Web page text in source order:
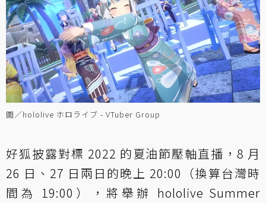
圖／hololive ホロライブ - VTuber Group
好狐披露對標 2022 的夏油節壓軸直播，8 月
26 日、27 日兩日的晚上 20:00（換算台灣時
間為 19:00），將舉辦 hololive Summer